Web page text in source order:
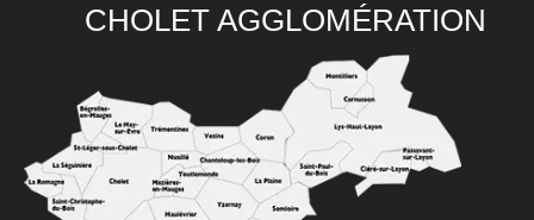
CHOLET AGGLOMÉRATION